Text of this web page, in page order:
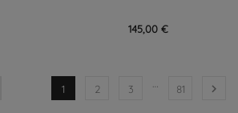
145,00 €
1 2 3 … 81 